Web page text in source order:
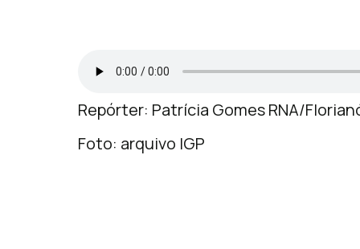
Repórter: Patrícia Gomes RNA/
Foto: arquivo IGP